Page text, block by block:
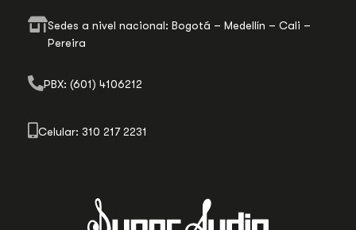
Sedes a nivel nacional: Bogotá – Medellín – Cali –
Pereira
PBX: (601) 4106212
Celular: 310 217 2231